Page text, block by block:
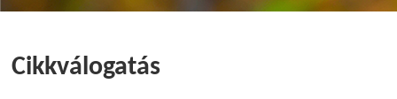
Cikkválogatás